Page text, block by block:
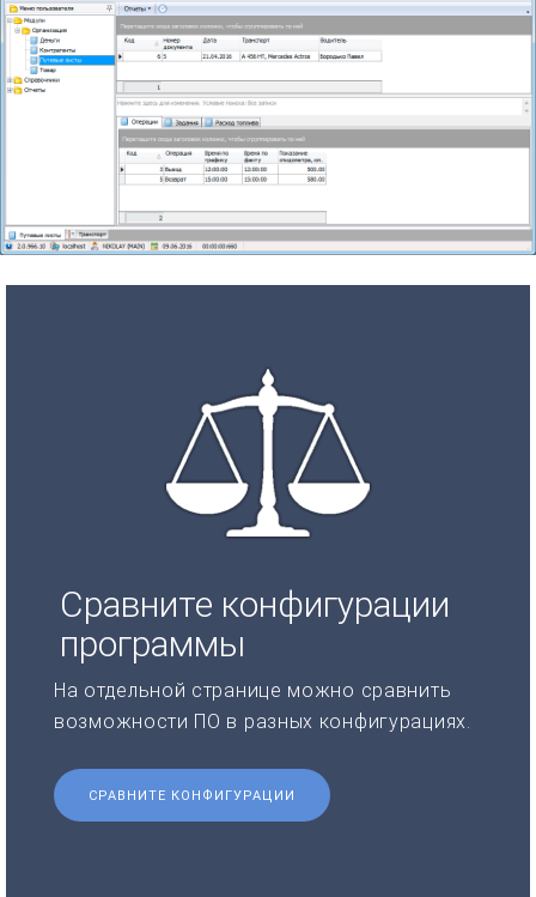
Сравните конфигурации
программы
На отдельной странице можно сравнить
возможности ПО в разных конфигурациях.
СРАВНИТЕ КОНФИГУРАЦИИ